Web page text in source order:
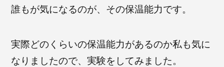
誰もが気になるのが、その保温能力です。
実際どのくらいの保温能力があるのか私も気に
なりましたので、実験をしてみました。